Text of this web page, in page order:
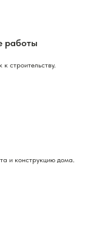
работы
строительству.
и конструкцию дома.